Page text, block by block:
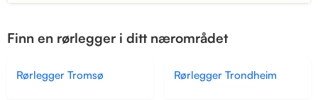
Finn en rørlegger i ditt nærområdet
Rørlegger Tromsø Rørlegger Trondheim